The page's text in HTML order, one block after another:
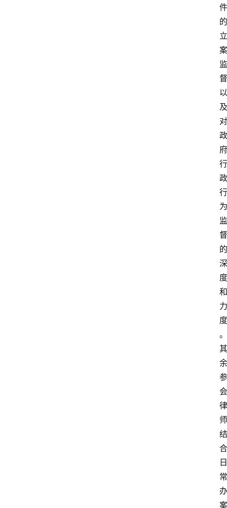
件
的
立
案
监
督
以
及
对
政
府
行
政
行
为
监
督
的
深
度
和
力
度
。
其
余
参
会
律
师
结
合
日
常
办
案